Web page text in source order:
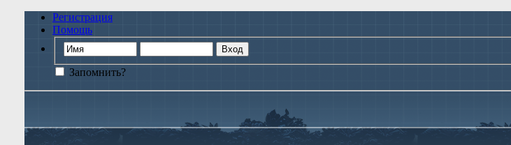
Регистрация
Помощь
Запомнить?